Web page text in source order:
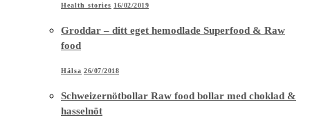
Health stories 16/02/2019
Groddar – ditt eget hemodlade Superfood & Raw
food
Hälsa 26/07/2018
Schweizernötbollar Raw food bollar med choklad &
hasselnöt